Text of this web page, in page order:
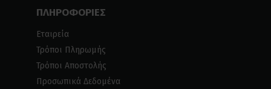
ΠΛΗΡΟΦΟΡΙΕΣ
Εταιρεία
Τρόποι Πληρωμής
Τρόποι Αποστολής
Προσωπικά Δεδομένα